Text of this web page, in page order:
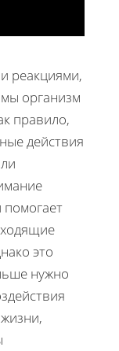
реакциями,
организм
правило,
действия
это
нужно